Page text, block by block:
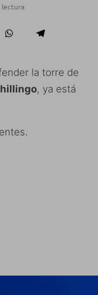
lectura
la torre de
, ya está